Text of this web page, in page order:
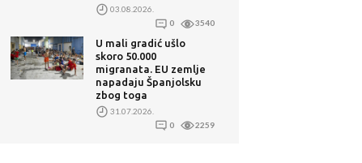
03.08.2026.
0
3540
U mali gradić ušlo
skoro 50.000
migranata. EU zemlje
napadaju Španjolsku
zbog toga
31.07.2026.
0
2259